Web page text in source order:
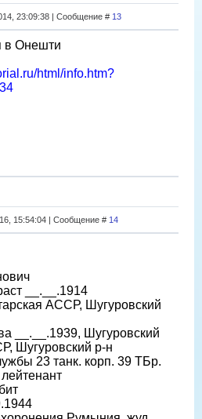
23:09:38 | Сообщение # 13
в Онешти
html/info.htm?
15:54:04 | Сообщение # 14
__.__.1914
АССР, Шугуровский
__.__.1939, Шугуровский
Шугуровский р-н
23 танк. корп. 39 ТБр.